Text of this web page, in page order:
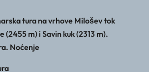
tura na vrhove Milošev tok
(2455 m) i Savin kuk (2313 m).
Noćenje